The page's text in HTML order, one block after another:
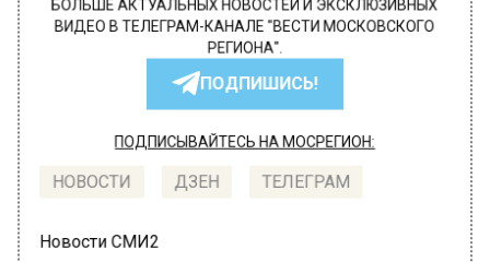
БОЛЬШЕ АКТУАЛЬНЫХ НОВОСТЕЙ И ЭКСКЛЮЗИВНЫХ
ВИДЕО В ТЕЛЕГРАМ-КАНАЛЕ "ВЕСТИ МОСКОВСКОГО
РЕГИОНА".
ПОДПИШИСЬ!
ПОДПИСЫВАЙТЕСЬ НА МОСРЕГИОН:
НОВОСТИ ДЗЕН ТЕЛЕГРАМ
Новости СМИ2